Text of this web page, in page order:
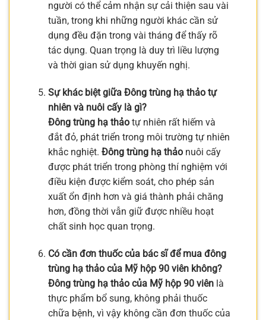
người có thể cảm nhận sự cải thiện sau vài
tuần, trong khi những người khác cần sử
dụng đều đặn trong vài tháng để thấy rõ
tác dụng. Quan trọng là duy trì liều lượng
và thời gian sử dụng khuyến nghị.
Sự khác biệt giữa Đông trùng hạ thảo tự
nhiên và nuôi cấy là gì?
Đông trùng hạ thảotự nhiên rất hiếm và
đắt đỏ, phát triển trong môi trường tự nhiên
khắc nghiệt. Đông trùng hạ thảonuôi cấy
được phát triển trong phòng thí nghiệm với
điều kiện được kiểm soát, cho phép sản
xuất ổn định hơn và giá thành phải chăng
hơn, đồng thời vẫn giữ được nhiều hoạt
chất sinh học quan trọng.
Có cần đơn thuốc của bác sĩ để mua đông
trùng hạ thảo của Mỹ hộp 90 viên không?
Đông trùng hạ thảo của Mỹ hộp 90 viênlà
thực phẩm bổ sung, không phải thuốc
chữa bệnh, vì vậy không cần đơn thuốc của